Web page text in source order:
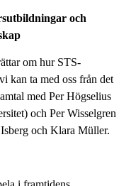
och
om hur STS-
kan ta med oss från det
med Per Högselius
och Per Wisselgren
och Klara Müller.